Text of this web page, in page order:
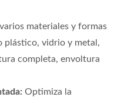
materiales y formas
plástico, vidrio y metal,
completa, envoltura
Optimiza la